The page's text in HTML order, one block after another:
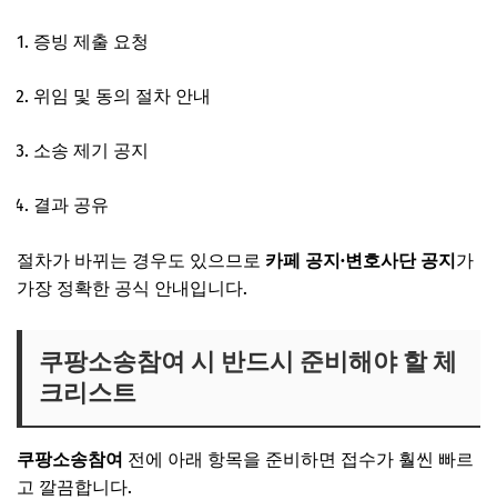
증빙 제출 요청
위임 및 동의 절차 안내
소송 제기 공지
결과 공유
절차가 바뀌는 경우도 있으므로 카페 공지·변호사단 공지가
가장 정확한 공식 안내입니다.
쿠팡소송참여 시 반드시 준비해야 할 체
크리스트
쿠팡소송참여 전에 아래 항목을 준비하면 접수가 훨씬 빠르
고 깔끔합니다.